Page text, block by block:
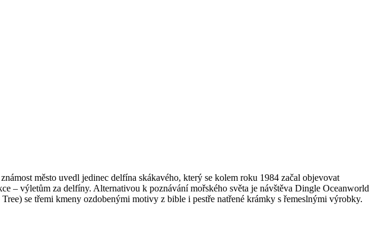
město uvedl jedinec delfína skákavého, který se kolem roku 1984 začal objevovat
– výletům za delfíny. Alternativou k poznávání mořského světa je návštěva Dingle Oceanworld
se třemi kmeny ozdobenými motivy z bible i pestře natřené krámky s řemeslnými výrobky.